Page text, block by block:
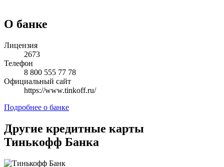
О банке
Лицензия
2673
Телефон
8 800 555 77 78
Официальный сайт
https://www.tinkoff.ru/
Подробнее о банке
Другие кредитные карты
Тинькофф Банка